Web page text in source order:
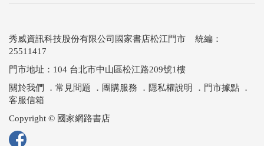
秀威資訊科技股份有限公司國家書店松江門市 統編：
25511417
門市地址：104 台北市中山區松江路209號1樓
關於我們
． 常見問題 ． 團購服務 ． 隱私權說明 ． 門市據點 ．
客服信箱
Copyright © 國家網路書店